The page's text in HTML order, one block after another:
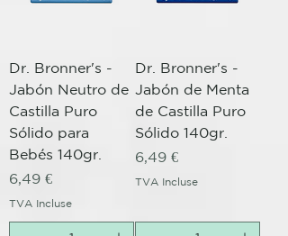
Dr. Bronner's -
Jabón Neutro de
Castilla Puro
Sólido para
Bebés 140gr.
Prix
6,49 €
TVA Incluse
Dr. Bronner's -
Jabón de Menta
de Castilla Puro
Sólido 140gr.
Prix
6,49 €
TVA Incluse